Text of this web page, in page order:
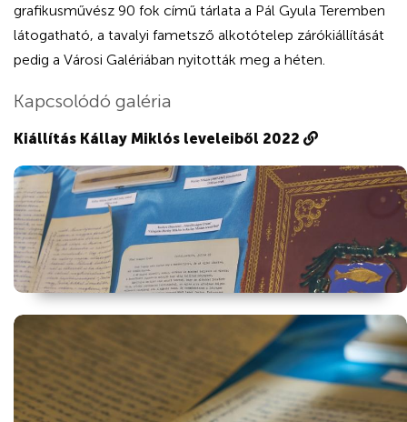
grafikusművész 90 fok című tárlata a Pál Gyula Teremben
látogatható, a tavalyi fametsző alkotótelep zárókiállítását
pedig a Városi Galériában nyitották meg a héten.
Kapcsolódó galéria
Kiállítás Kállay Miklós leveleiből 2022